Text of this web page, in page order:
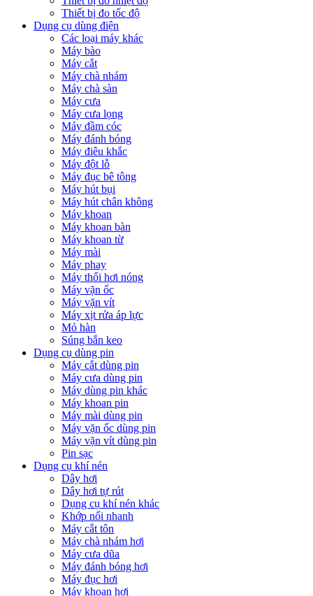
Thiết bị đo tốc độ
Dụng cụ dùng điện
Các loại máy khác
Máy bào
Máy cắt
Máy chà nhám
Máy chà sàn
Máy cưa
Máy cưa lọng
Máy đầm cóc
Máy đánh bóng
Máy điêu khắc
Máy đột lỗ
Máy đục bê tông
Máy hút bụi
Máy hút chân không
Máy khoan
Máy khoan bàn
Máy khoan từ
Máy mài
Máy phay
Máy thổi hơi nóng
Máy vặn ốc
Máy vặn vít
Máy xịt rửa áp lực
Mỏ hàn
Súng bắn keo
Dụng cụ dùng pin
Máy cắt dùng pin
Máy cưa dùng pin
Máy dùng pin khác
Máy khoan pin
Máy mài dùng pin
Máy vặn ốc dùng pin
Máy vặn vít dùng pin
Pin sạc
Dụng cụ khí nén
Dây hơi
Dây hơi tự rút
Dụng cụ khí nén khác
Khớp nối nhanh
Máy cắt tôn
Máy chà nhám hơi
Máy cưa dũa
Máy đánh bóng hơi
Máy đục hơi
Máy khoan hơi